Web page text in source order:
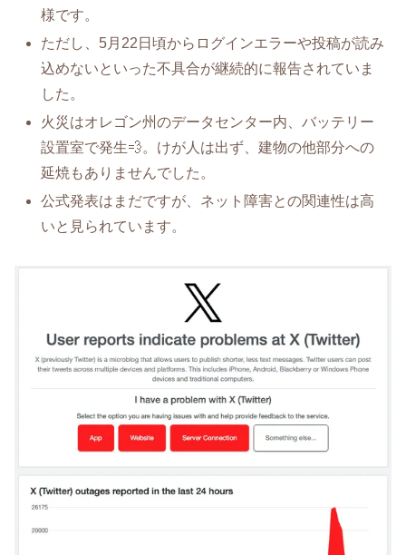
様です。
ただし、5月22日頃からログインエラーや投稿が読み
込めないといった不具合が継続的に報告されていま
した。
火災はオレゴン州のデータセンター内、バッテリー
設置室で発生💨。けが人は出ず、建物の他部分への
延焼もありませんでした。
公式発表はまだですが、ネット障害との関連性は高
いと見られています。